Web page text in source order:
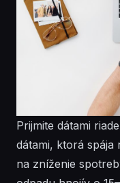
Prijmite dátami
dátami, ktorá spája
na zníženie